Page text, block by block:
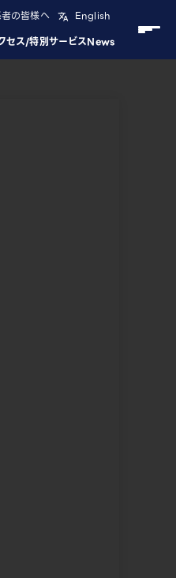
セス/特別サービスNews
の皆様へ English